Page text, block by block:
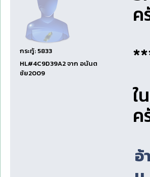
กระทู้: 5833
HL#4C9D39A2 จาก อนันต
ชัย2009
ค
ใ
ค
อ้